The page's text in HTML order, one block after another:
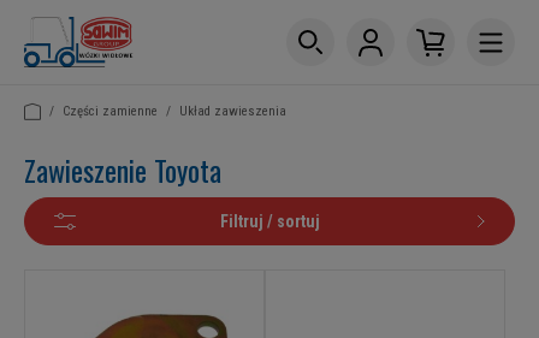
/ Części zamienne / Układ zawieszenia
Zawieszenie Toyota
Filtruj / sortuj